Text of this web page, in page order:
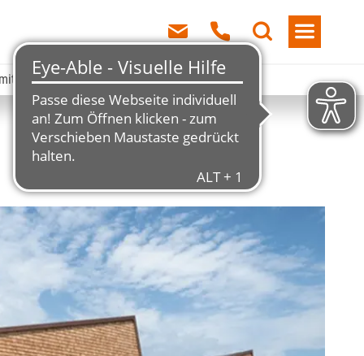
der Allgäu GmbH und Elobau